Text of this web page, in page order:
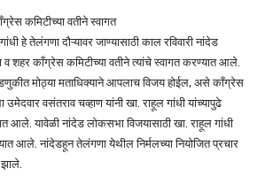
कमिटीच्या वतीने स्वागत
हे तेलंगणा दौऱ्यावर जाण्यासाठी काल रविवारी नांदेड
व शहर काँग्रेस कमिटीच्या वतीने त्यांचे स्वागत करण्यात आले.
मोठ्या मताधिक्याने आपलाच विजय होईल, असे काँग्रेस
वसंतराव चव्हाण यांनी खा. राहूल गांधी यांच्यापुढे
आले. यावेळी नांदेड लोकसभा विजयासाठी खा. राहूल गांधी
आले. नांदेडहून तेलंगणा येथील निर्मलच्या नियोजित प्रचार
झाले.